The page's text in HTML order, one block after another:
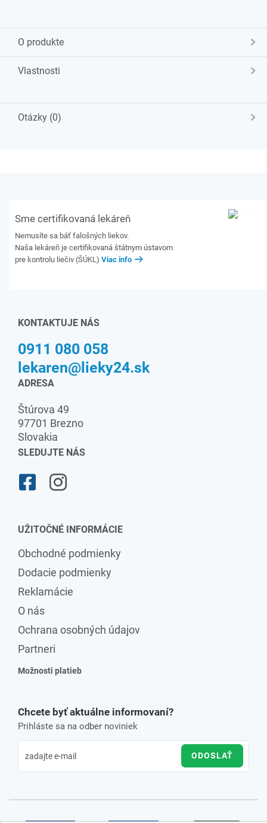
O produkte
Vlastnosti
Otázky (0)
Sme certifikovaná lekáreň
Nemusíte sa báť falošných liekov.
Naša lekáreň je certifikovaná štátnym ústavom
pre kontrolu liečiv (ŠÚKL) Viac info
KONTAKTUJE NÁS
0911 080 058
lekaren@lieky24.sk
ADRESA
Štúrova 49
97701 Brezno
Slovakia
SLEDUJTE NÁS
UŽITOČNÉ INFORMÁCIE
Obchodné podmienky
Dodacie podmienky
Reklamácie
O nás
Ochrana osobných údajov
Partneri
Možnosti platieb
Chcete byť aktuálne informovaní?
Prihláste sa na odber noviniek
ODOSLAŤ